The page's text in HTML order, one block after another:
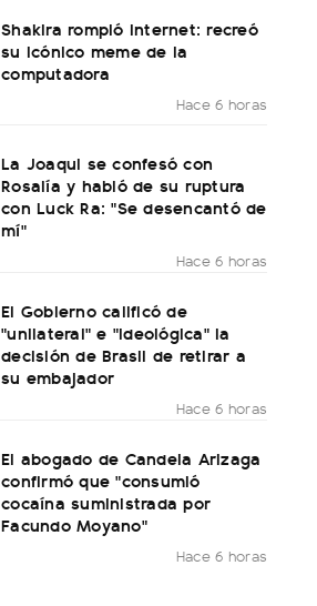
Shakira rompió internet: recreó
su icónico meme de la
computadora
Hace 6 horas
La Joaqui se confesó con
Rosalía y habló de su ruptura
con Luck Ra: "Se desencantó de
mí"
Hace 6 horas
El Gobierno calificó de
"unilateral" e "ideológica" la
decisión de Brasil de retirar a
su embajador
Hace 6 horas
El abogado de Candela Arizaga
confirmó que "consumió
cocaína suministrada por
Facundo Moyano"
Hace 6 horas